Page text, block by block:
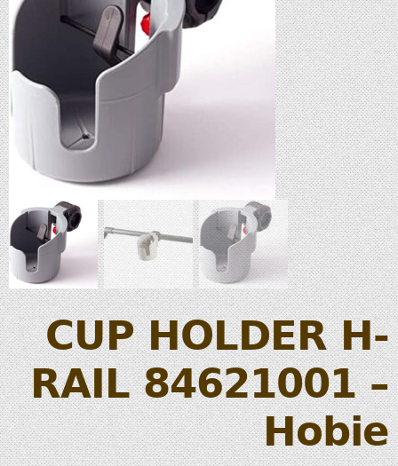
CUP HOLDER H-
RAIL 84621001 –
Hobie